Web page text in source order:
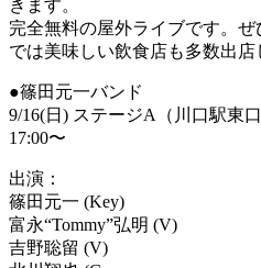
きます。
完全無料の屋外ライブです。
では美味しい飲食店も多数出店
●篠田元一バンド
9/16(日) ステージA（川口駅東
17:00〜
出演：
篠田元一 (Key)
富永“Tommy”弘明 (V)
吉野聡留 (V)